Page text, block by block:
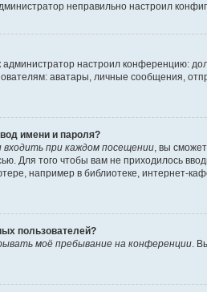
неправильно настроил
администратор настроил
аватары, личные сообщения,
имени и пароля?
при каждом посещении, вы
Для того чтобы вам не приходилось
например в библиотеке, интернет-
пользователей?
моё пребывание на конференции.